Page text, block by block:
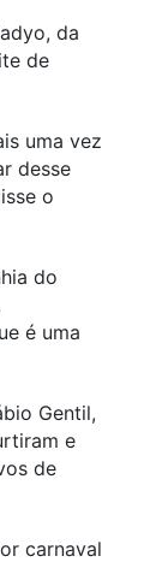
da
de
uma vez
desse
o
do
é uma
Gentil,
e
de
carnaval